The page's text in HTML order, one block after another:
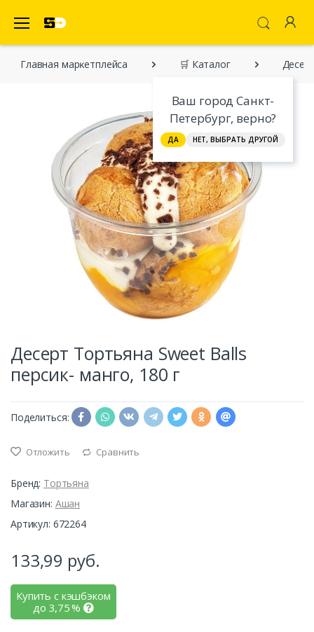
Ваш город Санкт-
Петербург, верно?
ДА НЕТ, ВЫБРАТЬ ДРУГОЙ
Главная марĸетплейса 🛒 Каталог
Десерт Тортьяна Sweet Balls
персик- манго, 180 г
Поделиться:
Отложить Сравнить
Бренд: Тортьяна
Магазин: Ашан
Артикул: 672264
133,99 руб.
Купить с кэшбэком
до 3,75%